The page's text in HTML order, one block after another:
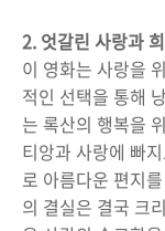
2. 엇갈린 사랑과
이 영화는 사랑을
적인 선택을 통해
는 록산의 행복을
티앙과 사랑에 빠
로 아름다운 편지
의 결실은 결국 크